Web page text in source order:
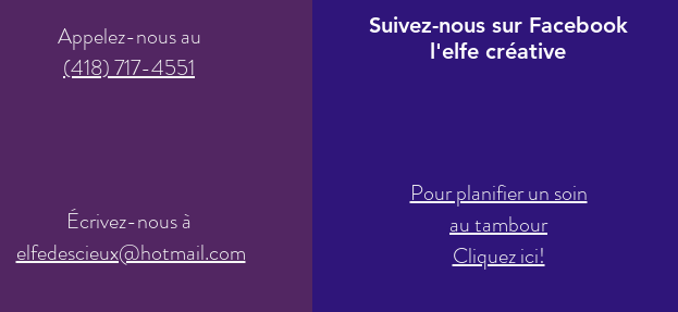
Appelez-nous au
(418) 717-4551
Écrivez-nous à
elfedescieux@hotmail.com
Suivez-nous sur Facebook
l'elfe créative
Pour planifier un soin
au tambour
Cliquez ici!